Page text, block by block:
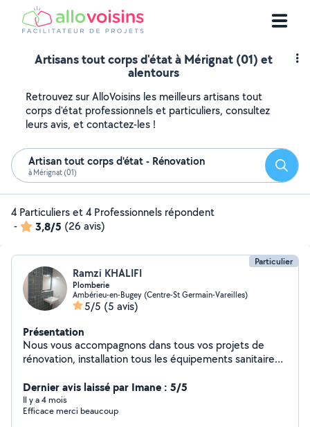
Artisans tout corps d'état à Mérignat (01) et
alentours
Retrouvez sur AlloVoisins les meilleurs artisans tout
corps d'état professionnels et particuliers, consultez
leurs avis, et contactez-les !
Artisan tout corps d'état - Rénovation
à Mérignat (01)
4 Particuliers et 4 Professionnels répondent
-
3,8/5 (26 avis)
Particulier
Ramzi KHALIFI
Plomberie
Ambérieu-en-Bugey (Centre-St Germain-Vareilles)
5/5 (5 avis)
Présentation
Nous vous accompagnons dans tous vos projets de
rénovation, installation tous les équipements sanitaires,
Dernier avis laissé par Imane : 5/5
Il y a 4 mois
Efficace merci beaucoup